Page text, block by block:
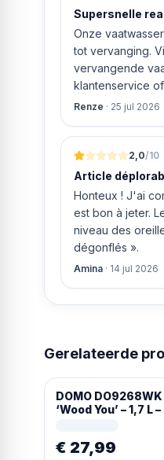
Supersnelle
Onze
tot vervanging.
vervangende vaatwasser
klantenservice
bleek het geval
ging doen om
uur werd de Neff
Renze · 25 jul 2026
2,0/10
Article
Honteux ! J'ai
est bon à jeter.
niveau des
dégonflés ».
Amina · 14 jul 2026
Gerelateerde
DOMO
‘Wood You’ – 1,7 L
€ 27,99